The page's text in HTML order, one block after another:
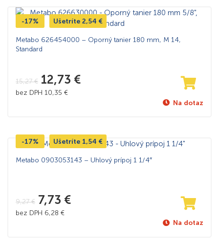
-17% Ušetríte 2,54 €
Metabo 626454000 – Oporný tanier 180 mm, M 14,
Standard
15,27€ 12,73 €
bez DPH 10,35 €
Na dotaz
-17% Ušetríte 1,54 €
Metabo 0903053143 – Uhlový prípoj 1 1/4″
9,27€ 7,73 €
bez DPH 6,28 €
Na dotaz